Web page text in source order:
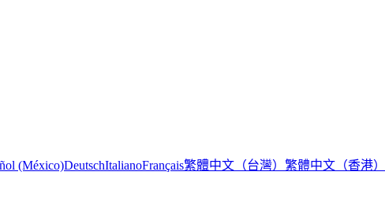
(México)DeutschItalianoFrançais繁體中文（台灣） 繁體中文（香港）